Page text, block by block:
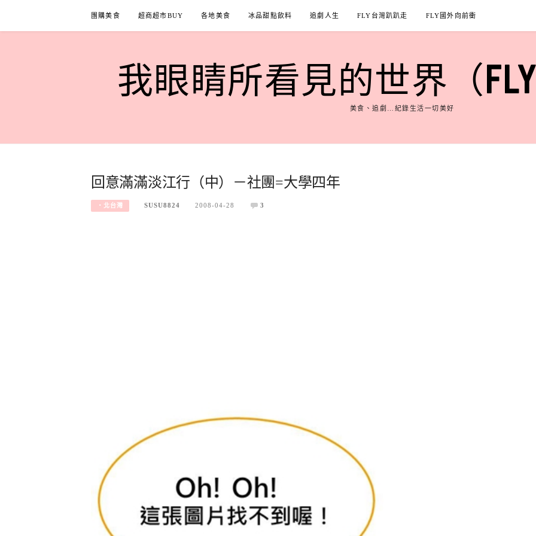
content
團購美食 超商超市BUY 各地美食 冰品甜點飲料 追劇人生 FLY台灣趴趴走 FLY國外向前衝
我眼睛所看見的世界（
美食、追劇…紀錄生活一切美好
回意滿滿淡江行（中）－社團=大學四年
‧北台灣 SUSU8824 2008-04-28 3